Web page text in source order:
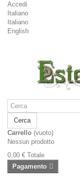
Accedi
Italiano
Italiano
English
Cerca
Carrello (vuoto)
Nessun prodotto
0,00 € Totale
Pagamento